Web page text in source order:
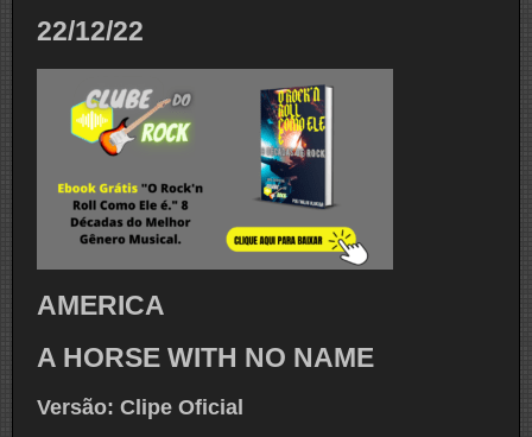
22/12/22
AMERICA
A HORSE WITH NO NAME
Versão: Clipe Oficial